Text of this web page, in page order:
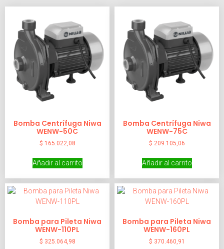
Bomba Centrífuga Niwa
WENW-50C
$ 165.022,08
Añadir al carrito
Bomba Centrífuga Niwa
WENW-75C
$ 209.105,06
Añadir al carrito
Bomba para Pileta Niwa
WENW-110PL
$ 325.064,98
Bomba para Pileta Niwa
WENW-160PL
$ 370.460,91